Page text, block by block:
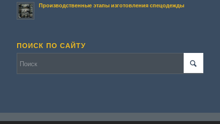
Производственные этапы изготовления спецодежды
ПОИСК ПО САЙТУ